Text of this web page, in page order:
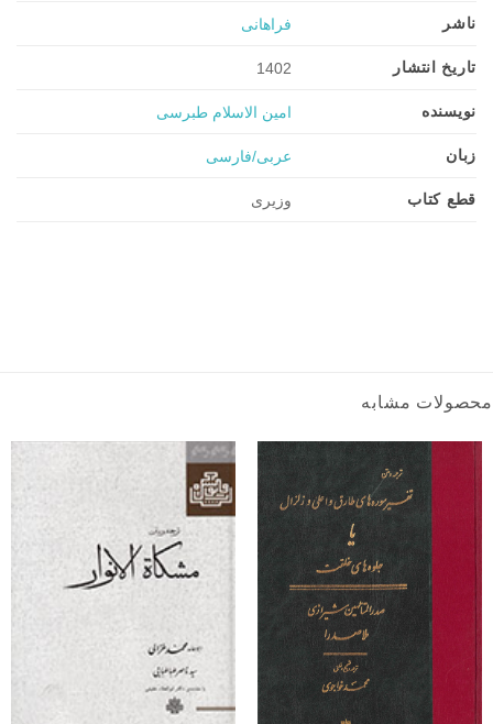
ناشر فراهانی
تاریخ انتشار 1402
نویسنده امین الاسلام طبرسی
زبان عربی/فارسی
قطع کتاب وزیری
محصولات مشابه